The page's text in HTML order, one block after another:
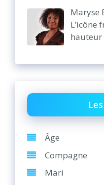
Maryse
L’icône
hauteur
Âge
Compagne
Mari